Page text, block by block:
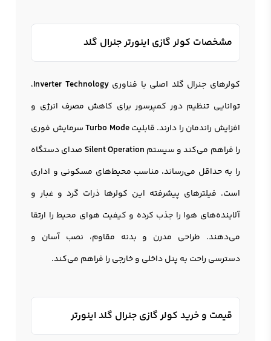
مشخصات کولر گازی اینورتر جنرال گلد
کولرهای جنرال گلد اصلی با فناوریInverter Technology،
توانایی تنظیم دور کمپرسور برای کاهش مصرف انرژی و
افزایش راندمان را دارند. قابلیتTurbo Modeسرمایش فوری
را فراهم می‌کند و سیستم Silent Operation صدای دستگاه
را به حداقل می‌رساند، مناسب محیط‌های مسکونی و اداری
است. فیلترهای پیشرفته این کولرها ذرات گرد و غبار و
آلاینده‌های هوا را جذب کرده و کیفیت هوای محیط را ارتقا
می‌دهند. طراحی مدرن و بدنه مقاوم، نصب آسان و
دسترسی راحت به پنل داخلی و خارجی را فراهم می‌کند.
قیمت و خرید کولر گازی جنرال گلد اینورتر